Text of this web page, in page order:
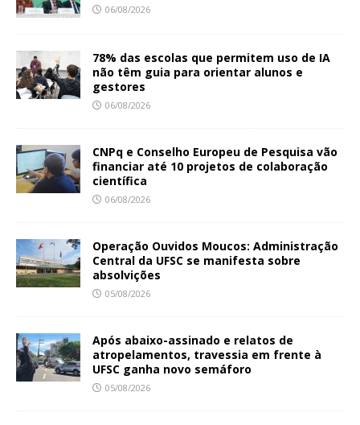
06/08/2026
78% das escolas que permitem uso de IA
não têm guia para orientar alunos e
gestores
06/08/2026
CNPq e Conselho Europeu de Pesquisa vão
financiar até 10 projetos de colaboração
científica
06/08/2026
Operação Ouvidos Moucos: Administração
Central da UFSC se manifesta sobre
absolvições
05/08/2026
Após abaixo-assinado e relatos de
atropelamentos, travessia em frente à
UFSC ganha novo semáforo
05/08/2026